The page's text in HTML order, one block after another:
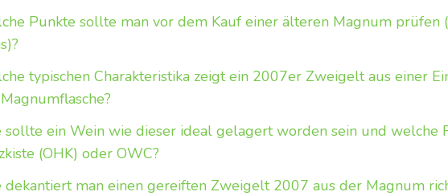
Punkte sollte man vor dem Kauf einer älteren Magnum prüfen
typischen Charakteristika zeigt ein 2007er Zweigelt aus einer
sollte ein Wein wie dieser ideal gelagert worden sein und welche
(OHK) oder OWC?
dekantiert man einen gereiften Zweigelt 2007 aus der Magnum